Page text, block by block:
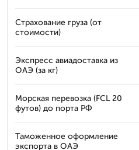
Страхование груза (от
стоимости)
Экспресс авиадоставка из
ОАЭ (за кг)
Морская перевозка (FCL 20
футов) до порта РФ
Таможенное оформление
экспорта в ОАЭ